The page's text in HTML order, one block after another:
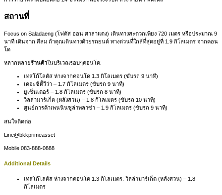
สถานที่
Focus on Saladaeng (โฟคัส ออน ศาลาแดง) เดินทางสะดวกเพียง 720 เมตร หรือประมาณ 9
นาที เดินจาก สีลม ถ้าคุณเดินทางด้วยรถยนต์ ทางด่วนที่ใกล้ที่สุดอยู่ที่ 1.9 กิโลเมตร จากคอน
โด
หลากหลายร้านค้าในบริเวณรอบๆคอนโด:
เทสโก้โลตัส ห่างจากคอนโด 1.3 กิโลเมตร (ขับรถ 9 นาที)
เดอะซิตี้วีว่า – 1.7 กิโลเมตร (ขับรถ 9 นาที)
ยูเซ็นเตอร์ – 1.8 กิโลเมตร (ขับรถ 8 นาที)
วิลล่ามาร์เก็ต (หลังสวน) – 1.8 กิโลเมตร (ขับรถ 10 นาที)
ศูนย์การค้าเพนนินซูล่าพลาซ่า – 1.9 กิโลเมตร (ขับรถ 9 นาที)
สนใจติดต่อ
Line@bkkprimeasset
Mobile 083-888-0888
Additional Details
เทสโก้โลตัส ห่างจากคอนโด 1.3 กิโลเมตร: วิลล่ามาร์เก็ต (หลังสวน) – 1.8
กิโลเมตร